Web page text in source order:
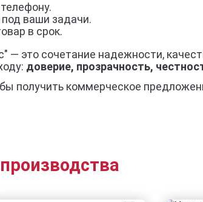
ваши задачи.
в срок.
— это сочетание надежности,
доверие, прозрачность,
получить коммерческое